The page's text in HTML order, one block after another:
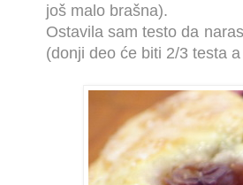
još malo brašna).
Ostavila sam testo da
(donji deo će biti 2/3 testa